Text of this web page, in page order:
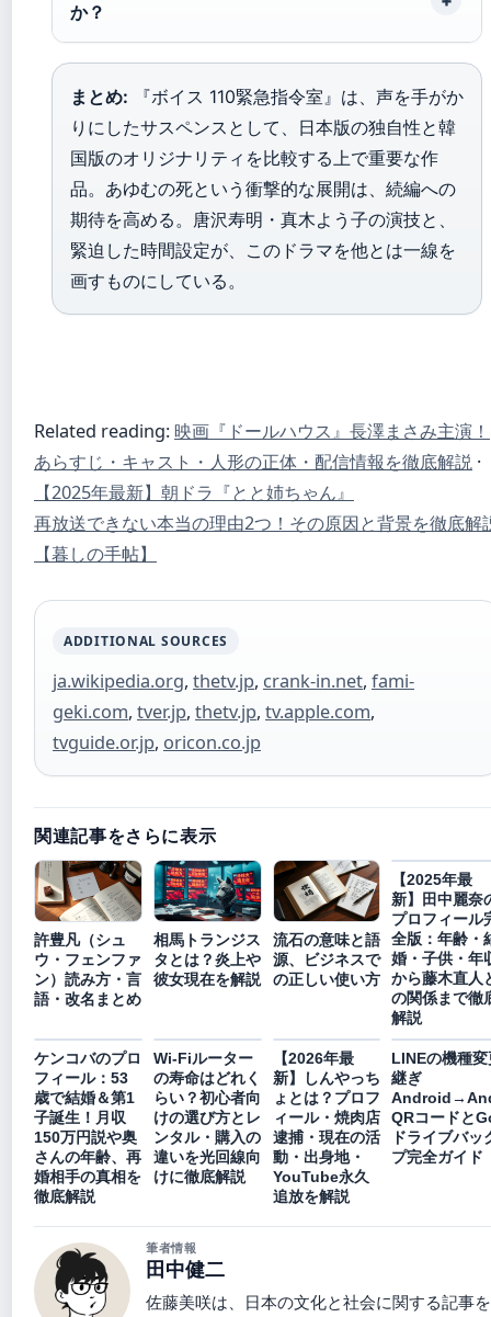
か？
まとめ: 『ボイス 110緊急指令室』は、声を手がか
りにしたサスペンスとして、日本版の独自性と韓
国版のオリジナリティを比較する上で重要な作
品。あゆむの死という衝撃的な展開は、続編への
期待を高める。唐沢寿明・真木よう子の演技と、
緊迫した時間設定が、このドラマを他とは一線を
画すものにしている。
Related reading:映画『ドールハウス』長澤まさみ主演！
あらすじ・キャスト・人形の正体・配信情報を徹底解説 ·
【2025年最新】朝ドラ『とと姉ちゃん』
再放送できない本当の理由2つ！その原因と背景を徹底解
【暮しの手帖】
ADDITIONAL SOURCES
ja.wikipedia.org, thetv.jp, crank-in.net, fami-
geki.com, tver.jp, thetv.jp, tv.apple.com,
tvguide.or.jp, oricon.co.jp
関連記事をさらに表示
許豊凡（シュ
ウ・フェンファ
ン）読み方・言
語・改名まとめ
相馬トランジス
タとは？炎上や
彼女現在を解説
流石の意味と語
源、ビジネスで
の正しい使い方
【2025年最
新】田中麗奈
プロフィール
全版：年齢・
婚・子供・年
から藤木直人
の関係まで徹
解説
ケンコバのプロ
フィール：53
歳で結婚＆第1
子誕生！月収
150万円説や奥
さんの年齢、再
婚相手の真相を
徹底解説
Wi-Fiルーター
の寿命はどれく
らい？初心者向
けの選び方とレ
ンタル・購入の
違いを光回線向
けに徹底解説
【2026年最
新】しんやっち
ょとは？プロフ
ィール・焼肉店
逮捕・現在の活
動・出身地・
YouTube永久
追放を解説
LINEの機種
継ぎ
QRコードと
ドライブバッ
プ完全ガイド
筆者情報
田中健二
佐藤美咲は、日本の文化と社会に関する記事を